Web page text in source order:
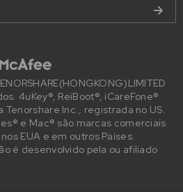
4uKey®, ReiBoot®, iCareFone®
Inc., registrada no US.
e Mac® são marcas comerciais
EUA e em outros Países.
é desenvolvido pela ou afiliado